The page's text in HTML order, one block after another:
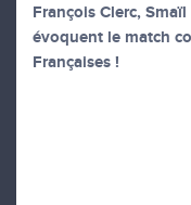
François Clerc,
évoquent le match
Françaises !